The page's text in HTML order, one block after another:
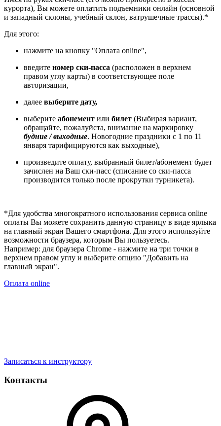
курорта), Вы можете оплатить подъемники онлайн (основной
и западный склоны, учебный склон, ватрушечные трассы).*
Для этого:
нажмите на кнопку "Оплата online",
введите номер ски-пасса (расположен в верхнем
правом углу карты) в соответствующее поле
авторизации,
далее выберите дату,
выберите абонемент или билет (Выбирая вариант,
обращайте, пожалуйста, внимание на маркировку
будние / выходные. Новогодние праздники с 1 по 11
января тарифицируются как выходные),
произведите оплату, выбранный билет/абонемент будет
зачислен на Ваш ски-пасс (списание со ски-пасса
производится только после прокрутки турникета).
*Для удобства многократного использования сервиса online
оплаты Вы можете сохранить данную страницу в виде ярлыка
на главный экран Вашего смартфона. Для этого используйте
возможности браузера, которым Вы пользуетесь.
Например: для браузера Chrome - нажмите на три точки в
верхнем правом углу и выберите опцию "Добавить на
главный экран".
Оплата online
Записаться к инструктору
Контакты